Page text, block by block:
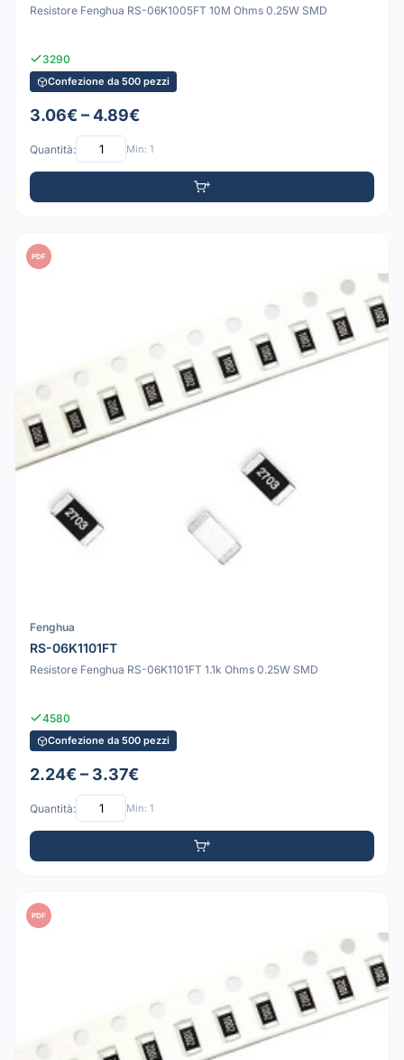
Resistore Fenghua RS-06K1005FT 10M Ohms 0.25W SMD
3290
Confezione da 500 pezzi
3.06€ – 4.89€
Quantità: Min: 1
PDF
Fenghua
RS-06K1101FT
Resistore Fenghua RS-06K1101FT 1.1k Ohms 0.25W SMD
4580
Confezione da 500 pezzi
2.24€ – 3.37€
Quantità: Min: 1
PDF